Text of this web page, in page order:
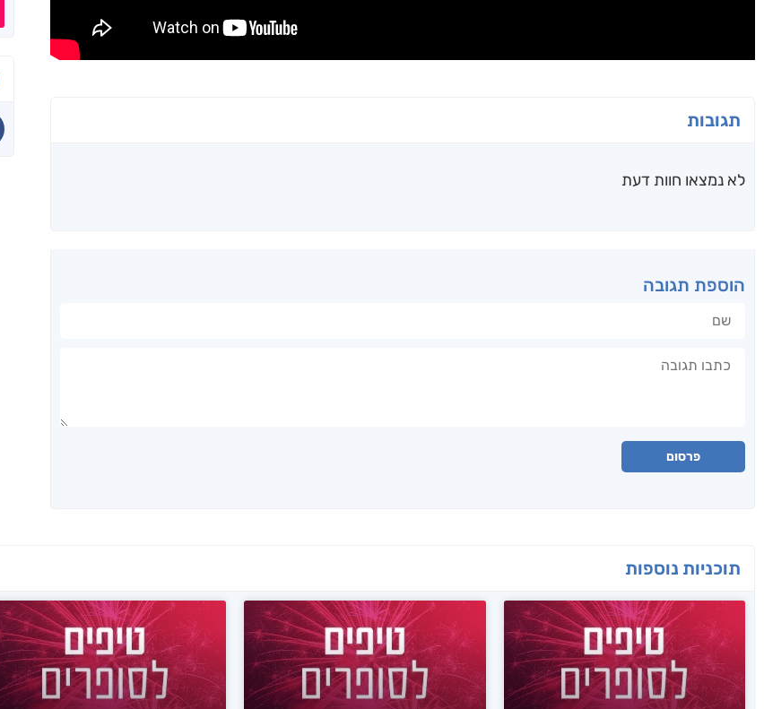
תגובות
לא נמצאו חוות דעת
הוספת תגובה
פרסום
תוכניות נוספות